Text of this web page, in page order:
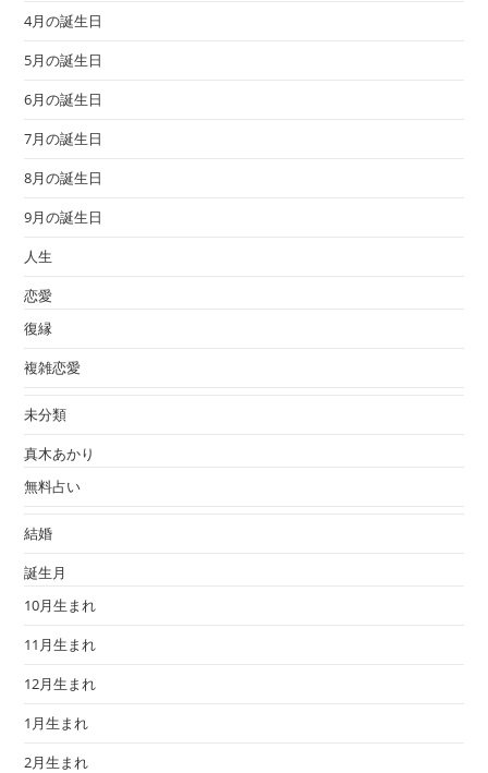
4月の誕生日
5月の誕生日
6月の誕生日
7月の誕生日
8月の誕生日
9月の誕生日
人生
恋愛
復縁
複雑恋愛
未分類
真木あかり
無料占い
結婚
誕生月
10月生まれ
11月生まれ
12月生まれ
1月生まれ
2月生まれ